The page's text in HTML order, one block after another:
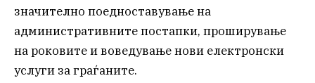
значително поедноставување на
административните постапки, проширување
на роковите и воведување нови електронски
услуги за граѓаните.